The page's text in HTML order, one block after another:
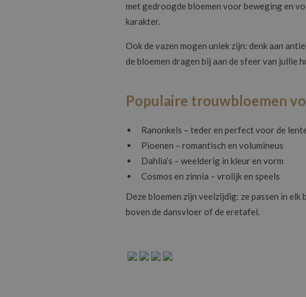
met gedroogde bloemen voor beweging en
karakter.
Ook de vazen mogen uniek zijn: denk aan
de bloemen dragen bij aan de sfeer van jullie
Populaire trouwbloemen
Ranonkels – teder en perfect voor de
Pioenen – romantisch en volumineus
Dahlia’s – weelderig in kleur en vorm
Cosmos en zinnia – vrolijk en speels
Deze bloemen zijn veelzijdig: ze passen in
boven de dansvloer of de eretafel.